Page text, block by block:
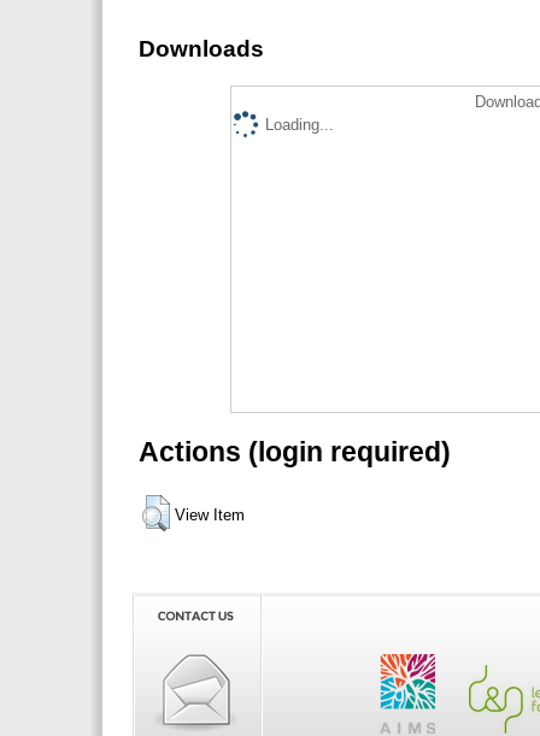
Downloads
Loading...
Actions (login required)
View Item